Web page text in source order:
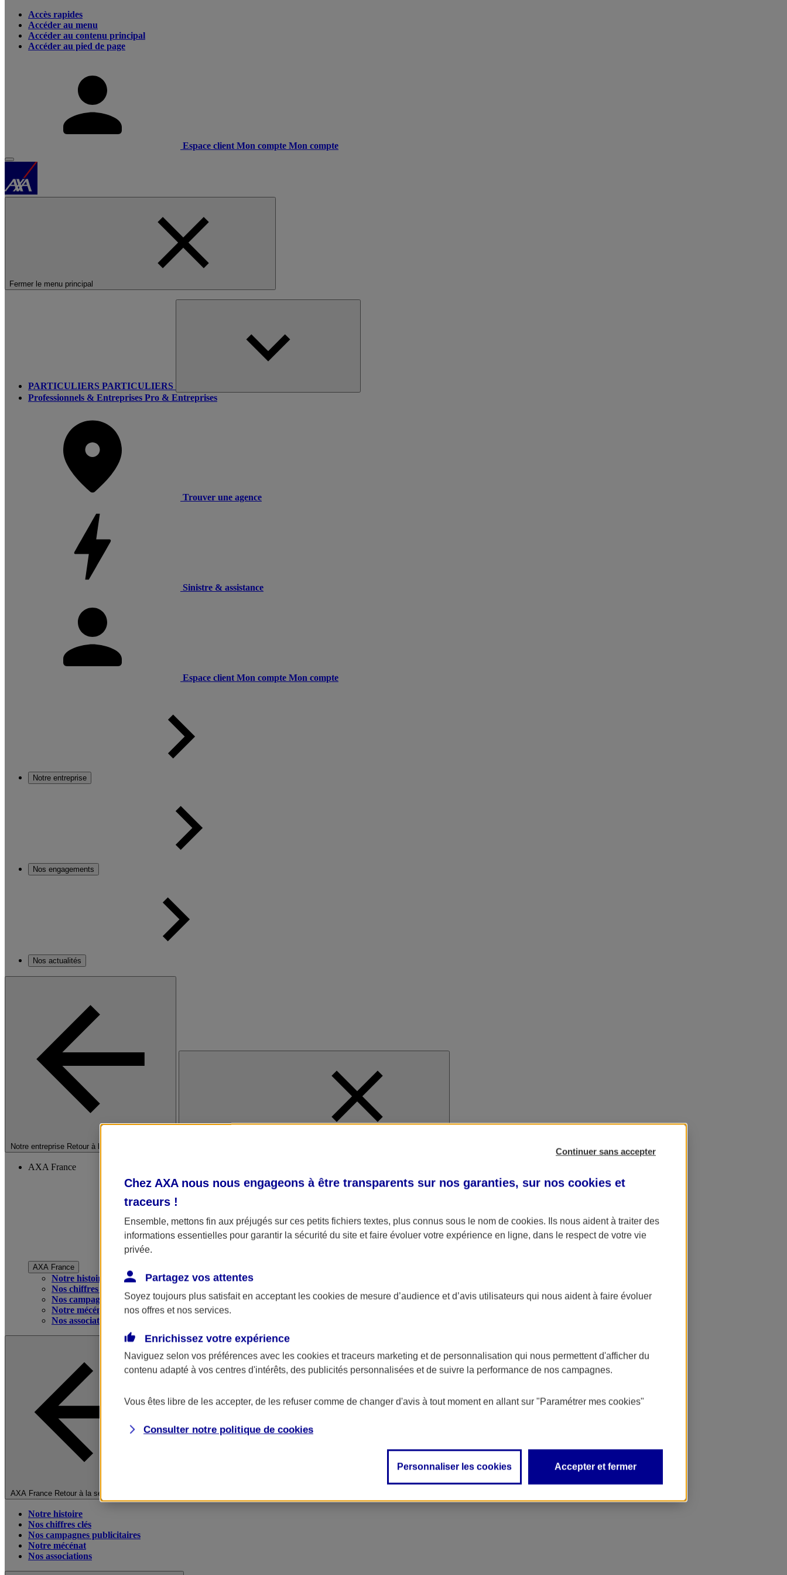
Accès rapides
Accéder au menu
Accéder au contenu principal
Accéder au pied de page
Espace client Mon compte Mon compte
Fermer le menu principal
PARTICULIERS PARTICULIERS
Professionnels & Entreprises Pro & Entreprises
Trouver une agence
Sinistre & assistance
Espace client Mon compte Mon compte
Notre entreprise
Nos engagements
Nos actualités
Notre entreprise Retour à la section précédente
AXA France
AXA France
Notre histoire
Nos chiffres clés
Nos campagnes publicitaires
Notre mécénat
Nos associations
AXA France Retour à la section précédente
Notre histoire
Nos chiffres clés
Nos campagnes publicitaires
Notre mécénat
Nos associations
Continuer sans accepter
Chez AXA nous nous engageons à être transparents sur nos garanties, sur nos cookies et
traceurs !
Ensemble, mettons fin aux préjugés sur ces petits fichiers textes, plus connus sous le nom de cookies. Ils nous aident à traiter des
informations essentielles pour garantir la sécurité du site et faire évoluer votre expérience en ligne, dans le respect de votre vie
privée.
Partagez vos attentes
Soyez toujours plus satisfait en acceptant les cookies de mesure d’audience et d’avis utilisateurs qui nous aident à faire évoluer
nos offres et nos services.
Enrichissez votre expérience
Naviguez selon vos préférences avec les cookies et traceurs marketing et de personnalisation qui nous permettent d'afficher du
contenu adapté à vos centres d'intérêts, des publicités personnalisées et de suivre la performance de nos campagnes.
Vous êtes libre de les accepter, de les refuser comme de changer d'avis à tout moment en allant sur "Paramétrer mes cookies"
Consulter notre politique de cookies
Personnaliser les cookies Accepter et fermer